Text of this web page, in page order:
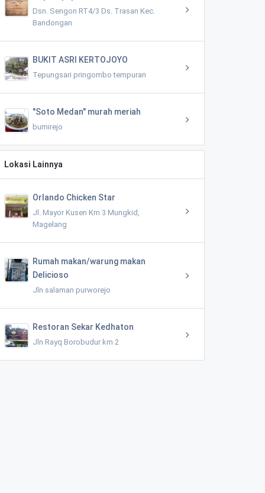
Dsn. Sengon RT4/3 Ds. Trasan Kec.
Bandongan
BUKIT ASRI KERTOJOYO
Tepungsari pringombo tempuran
"Soto Medan" murah meriah
bumirejo
Lokasi Lainnya
Orlando Chicken Star
Jl. Mayor Kusen Km 3 Mungkid,
Magelang
Rumah makan/warung makan
Delicioso
Jln salaman purworejo
Restoran Sekar Kedhaton
Jln Rayq Borobudur km 2